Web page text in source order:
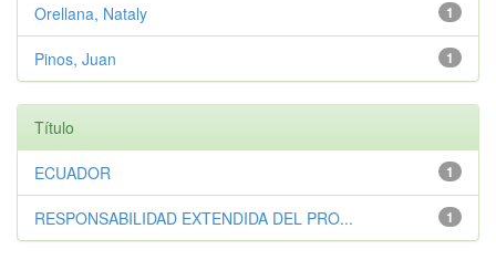
1
Orellana, Nataly
1
Pinos, Juan
Título
1
ECUADOR
1
RESPONSABILIDAD EXTENDIDA DEL PRO...